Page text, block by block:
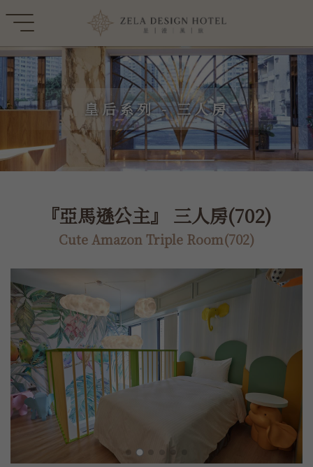
皇后系列 - 三人房
『亞馬遜公主』 三人房(702)
Cute Amazon Triple Room(702)